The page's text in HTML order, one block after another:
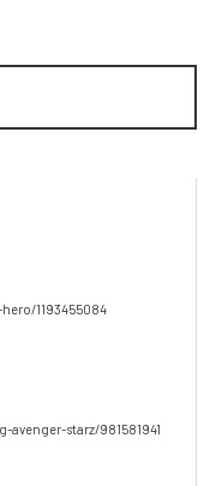
1193455084
starz/981581941